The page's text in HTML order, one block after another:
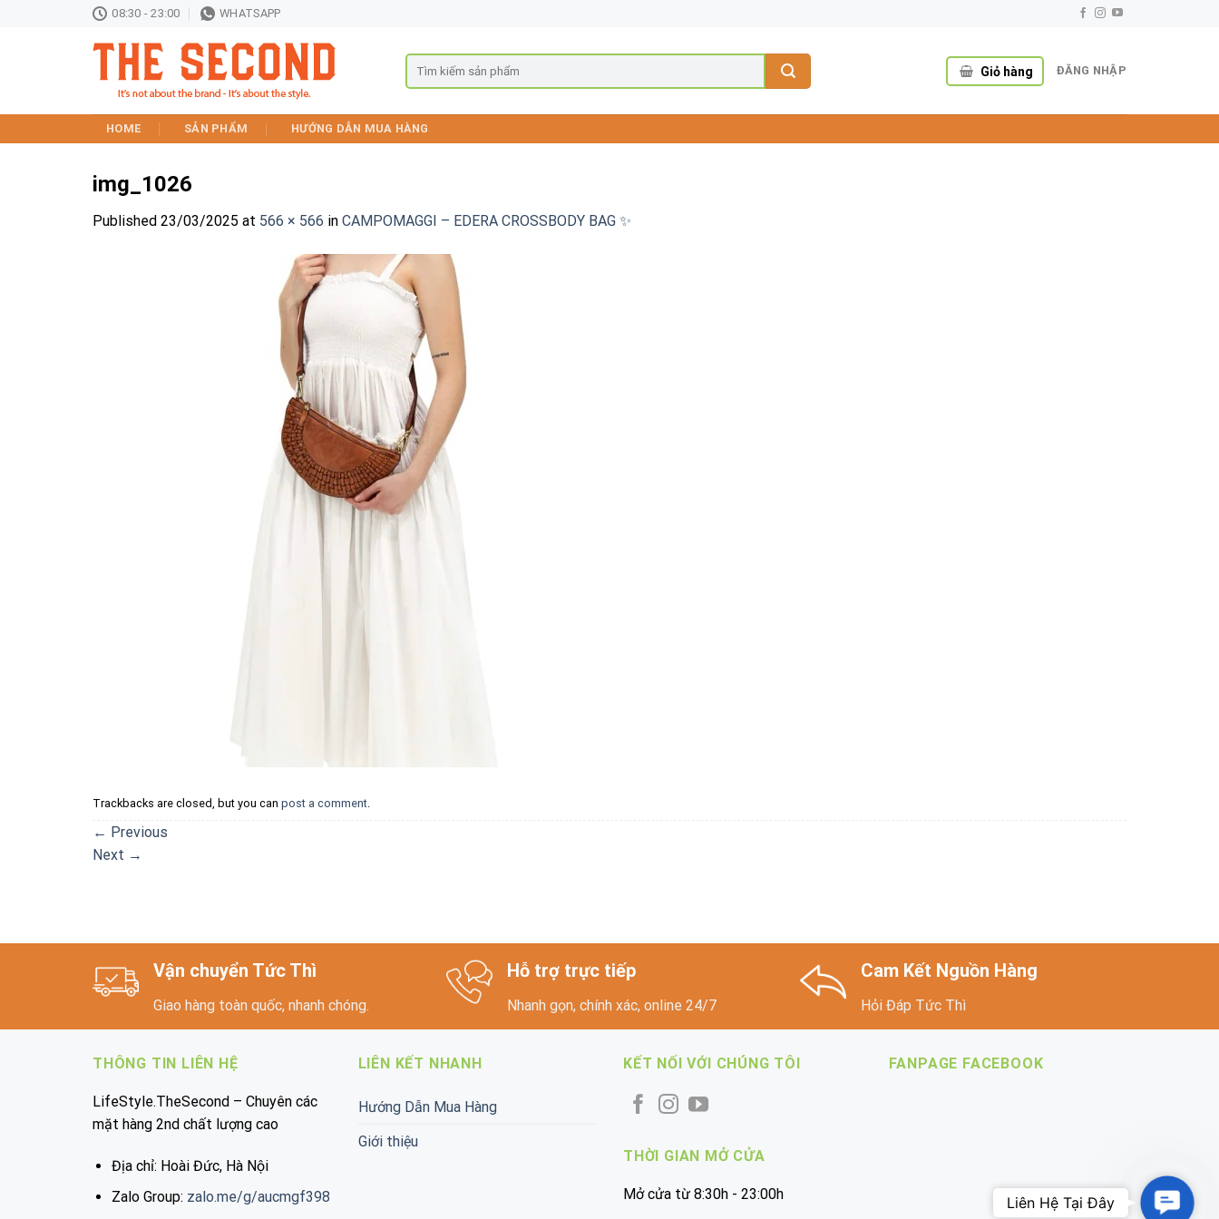
08:30 - 23:00 WHATSAPP
Giỏ hàng ĐĂNG NHẬP
HOME SẢN PHẨM HƯỚNG DẪN MUA HÀNG
img_1026
Published 23/03/2025 at 566 × 566 in CAMPOMAGGI – EDERA CROSSBODY BAG ✨
Trackbacks are closed, but you can post a comment.
← Previous
Next →
Vận chuyển Tức Thì
Giao hàng toàn quốc, nhanh chóng.
Hỗ trợ trực tiếp
Nhanh gọn, chính xác, online 24/7
Cam Kết Nguồn Hàng
Hỏi Đáp Tức Thì
THÔNG TIN LIÊN HỆ
LifeStyle.TheSecond – Chuyên các
mặt hàng 2nd chất lượng cao
Địa chỉ: Hoài Đức, Hà Nội
Zalo Group: zalo.me/g/aucmgf398
LIÊN KẾT NHANH
Hướng Dẫn Mua Hàng
Giới thiệu
KẾT NỐI VỚI CHÚNG TÔI
THỜI GIAN MỞ CỬA
Mở cửa từ 8:30h - 23:00h
FANPAGE FACEBOOK